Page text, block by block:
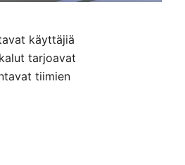
käyttäjiä
tarjoavat
tiimien